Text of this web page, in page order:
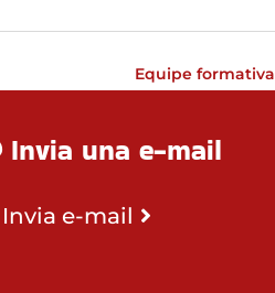
Equipe formativa
Invia una e-mail
Invia e-mail